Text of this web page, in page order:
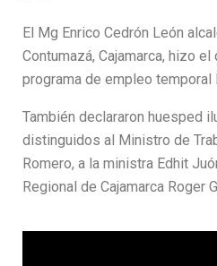
El Mg Enrico Cedrón León
Contumazá, Cajamarca, hizo
programa de empleo temporal
También declararon huesped
distinguidos al Ministro de
Romero, a la ministra Edhit
Regional de Cajamarca Roger